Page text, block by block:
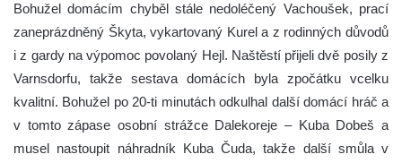
Bohužel domácím chyběl stále nedoléčený Vachoušek, prací
zaneprázdněný Škyta, vykartovaný Kurel a z rodinných důvodů
i z gardy na výpomoc povolaný Hejl. Naštěstí přijeli dvě posily z
Varnsdorfu, takže sestava domácích byla zpočátku vcelku
kvalitní. Bohužel po 20-ti minutách odkulhal další domácí hráč a
v tomto zápase osobní strážce Dalekoreje – Kuba Dobeš a
musel nastoupit náhradník Kuba Čuda, takže další smůla v